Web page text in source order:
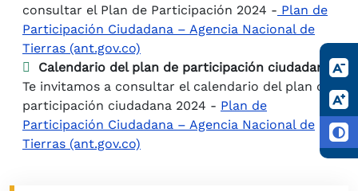
consultar el Plan de Participación 2024 - Plan de
Participación Ciudadana – Agencia Nacional de
Tierras (ant.gov.co)
Calendario del plan de participación ciudadana:
Te invitamos a consultar el calendario del plan de
participación ciudadana 2024 - Plan de
Participación Ciudadana – Agencia Nacional de
Tierras (ant.gov.co)